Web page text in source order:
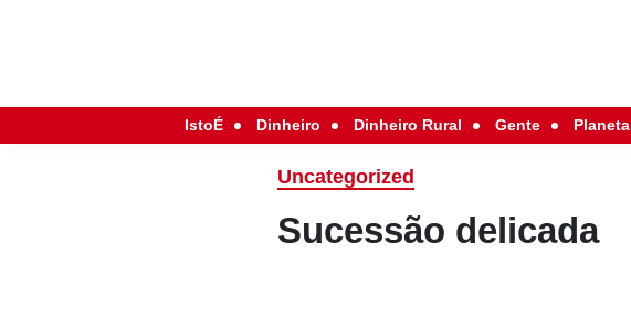
IstoÉ Dinheiro Dinheiro Rural Gente Planeta
Uncategorized
Sucessão delicada